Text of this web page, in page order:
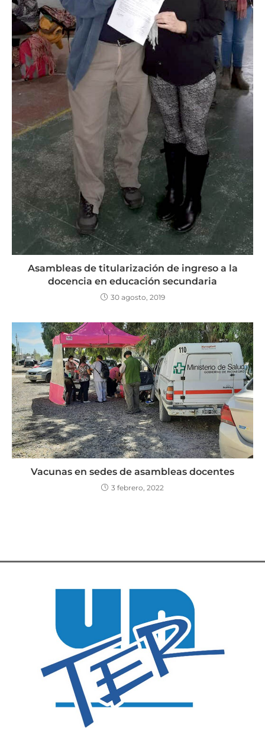
Asambleas de titularización de ingreso a la
docencia en educación secundaria
30 agosto, 2019
Vacunas en sedes de asambleas docentes
3 febrero, 2022